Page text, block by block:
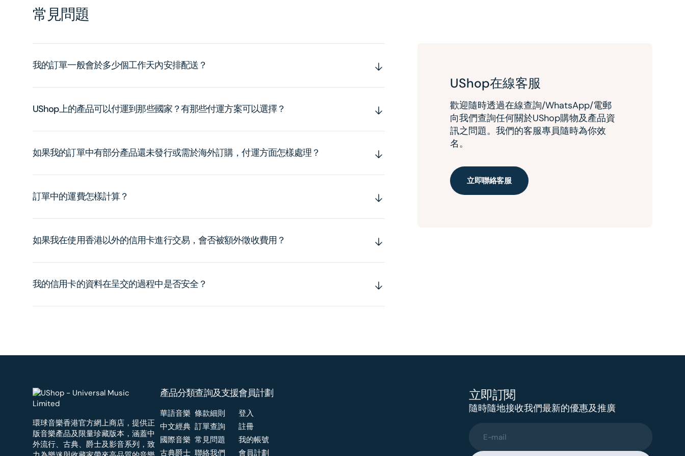
常見問題
我的訂單一般會於多少個工作天內安排配送？
UShop上的產品可以付運到那些國家？有那些付運方案可以選擇？
如果我的訂單中有部分產品還未發行或需於海外訂購，付運方面怎樣處理？
訂單中的運費怎樣計算？
如果我在使用香港以外的信用卡進行交易，會否被額外徵收費用？
我的信用卡的資料在呈交的過程中是否安全？
UShop在線客服
歡迎隨時透過在線查詢/WhatsApp/電郵
向我們查詢任何關於UShop購物及產品資
訊之問題。我們的客服專員隨時為你效
名。
立即聯絡客服
環球音樂香港官方網上商店，提供正
版音樂產品及限量珍藏版本，涵蓋中
外流行、古典、爵士及影音系列，致
產品分類
華語音樂
中文經典
國際音樂
古典爵士
查詢及支援
條款細則
訂單查詢
常見問題
聯絡我們
會員計劃
登入
註冊
我的帳號
會員計劃
立即訂閱
隨時隨地接收我們最新的優惠及推廣
E-mail